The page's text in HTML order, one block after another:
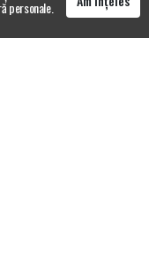
personale.